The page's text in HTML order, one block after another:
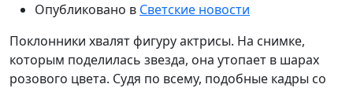
Опубликовано в Светские новости
Поклонники хвалят фигуру актрисы. На снимке,
которым поделилась звезда, она утопает в шарах
розового цвета. Судя по всему, подобные кадры со